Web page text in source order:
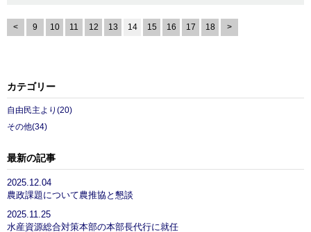
< 9 10 11 12 13 14 15 16 17 18 >
カテゴリー
自由民主より(20)
その他(34)
最新の記事
2025.12.04
農政課題について農推協と懇談
2025.11.25
水産資源総合対策本部の本部長代行に就任